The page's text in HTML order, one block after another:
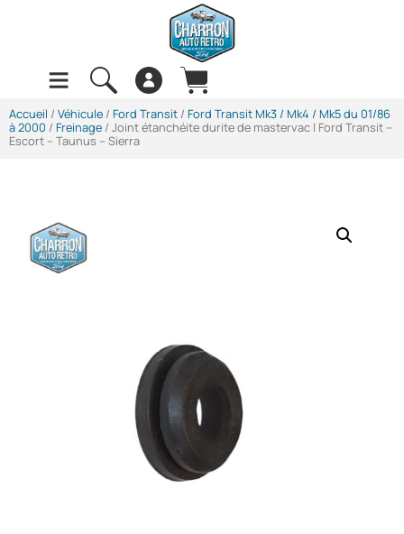
Accueil / Véhicule / Ford Transit / Ford Transit Mk3 / Mk4 / Mk5 du 01/86
à 2000 / Freinage / Joint étanchéite durite de mastervac | Ford Transit –
Escort – Taunus – Sierra